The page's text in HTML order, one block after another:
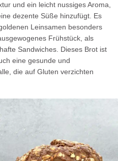
und ein leicht nussiges Aroma,
dezente Süße hinzufügt. Es
Leinsamen besonders
Frühstück, als
Sandwiches. Dieses Brot ist
eine gesunde und
die auf Gluten verzichten